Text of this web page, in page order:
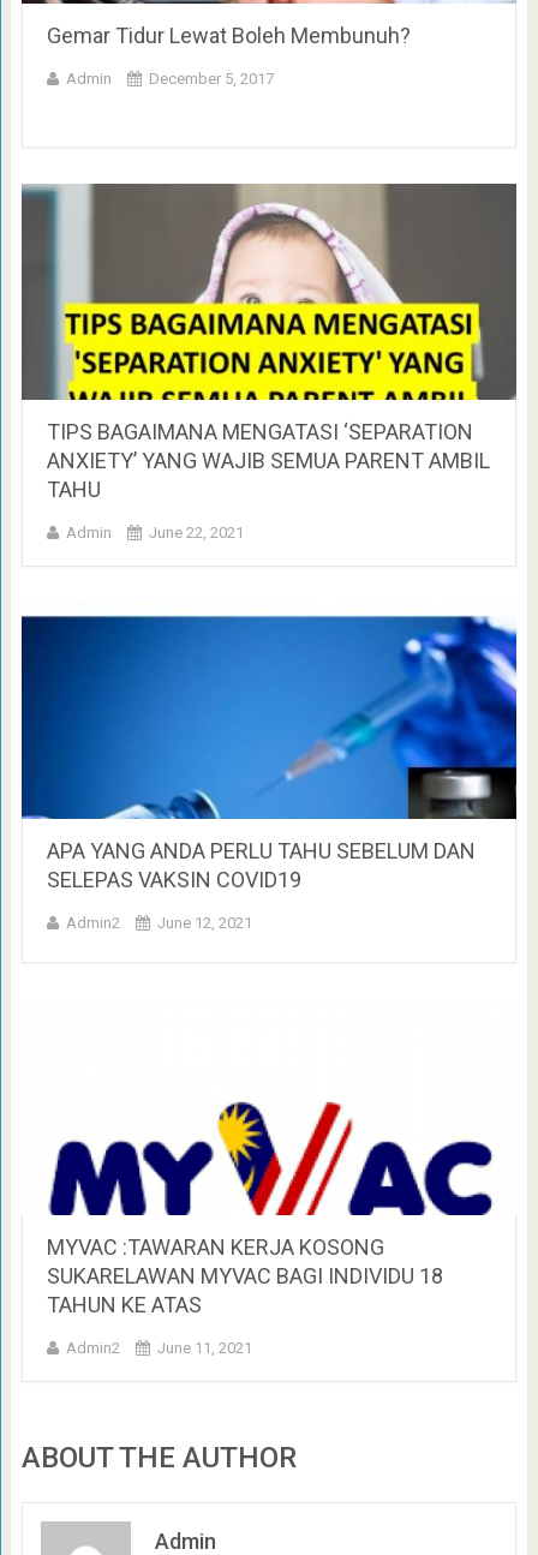
Gemar Tidur Lewat Boleh Membunuh?
Admin December 5, 2017
TIPS BAGAIMANA MENGATASI ‘SEPARATION
ANXIETY’ YANG WAJIB SEMUA PARENT AMBIL
TAHU
Admin June 22, 2021
APA YANG ANDA PERLU TAHU SEBELUM DAN
SELEPAS VAKSIN COVID19
Admin2 June 12, 2021
MYVAC :TAWARAN KERJA KOSONG
SUKARELAWAN MYVAC BAGI INDIVIDU 18
TAHUN KE ATAS
Admin2 June 11, 2021
ABOUT THE AUTHOR
Admin